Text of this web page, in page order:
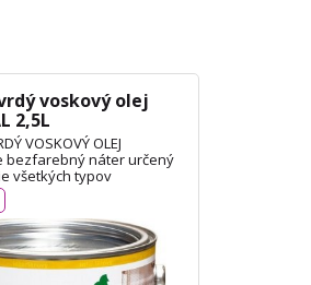
voskový olej
2,5L
VOSKOVÝ OLEJ
bezfarebný náter určený
všetkých typov
dosiek OSB podľa
nábytku. Je vhodný aj na
a vďaka svojej
aj na neglazúrované
1L / 24 m²